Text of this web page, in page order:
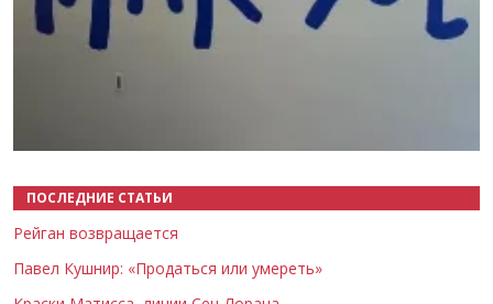
ПОСЛЕДНИЕ СТАТЬИ
Рейган возвращается
Павел Кушнир: «Продаться или умереть»